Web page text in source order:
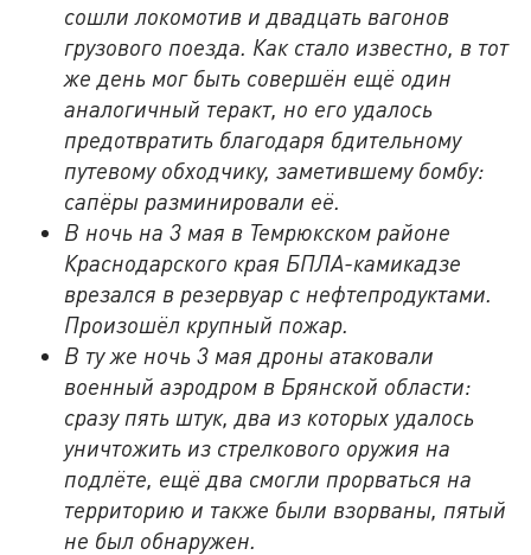
сошли локомотив и двадцать вагонов
грузового поезда. Как стало известно, в тот
же день мог быть совершён ещё один
аналогичный теракт, но его удалось
предотвратить благодаря бдительному
путевому обходчику, заметившему бомбу:
сапёры разминировали её.
В ночь на 3 мая в Темрюкском районе
Краснодарского края БПЛА-камикадзе
врезался в резервуар с нефтепродуктами.
Произошёл крупный пожар.
В ту же ночь 3 мая дроны атаковали
военный аэродром в Брянской области:
сразу пять штук, два из которых удалось
уничтожить из стрелкового оружия на
подлёте, ещё два смогли прорваться на
территорию и также были взорваны, пятый
не был обнаружен.